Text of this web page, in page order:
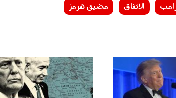
الاتفاق مضيق هرمز
220701.jpg